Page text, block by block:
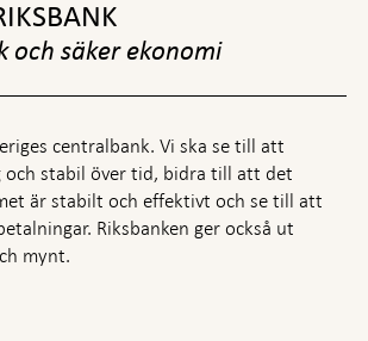
och säker ekonomi
centralbank. Vi ska se till att
och stabil över tid, bidra till att det
är stabilt och effektivt och se till att
Riksbanken ger också ut
mynt.